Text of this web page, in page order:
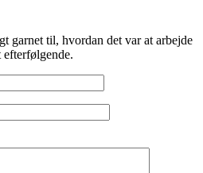
garnet til, hvordan det var at arbejde